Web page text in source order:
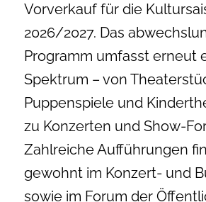
Vorverkauf für die
2026/2027. Das
Programm umfasst erneut
Spektrum – von
Puppenspiele und
zu Konzerten und Show-
Zahlreiche Aufführungen
gewohnt im Konzert- und
sowie im Forum der